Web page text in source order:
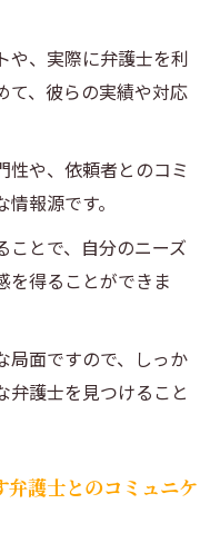
や、実際に弁護士を利
て、彼らの実績や対応
性や、依頼者とのコミ
報源です。
ことで、自分のニーズ
を得ることができま
局面ですので、しっか
弁護士を見つけること
護士とのコミュニケ